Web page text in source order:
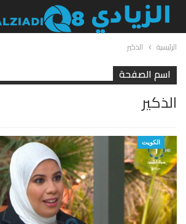
الرئيسية الذكير
اسم الصفحة
الذكير
الكويت